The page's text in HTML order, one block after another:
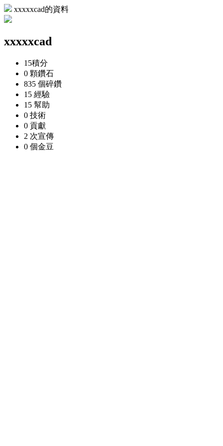
xxxxxcad的資料
xxxxxcad
15積分
0 顆鑽石
835 個碎鑽
15 經驗
15 幫助
0 技術
0 貢獻
2 次宣傳
0 個金豆